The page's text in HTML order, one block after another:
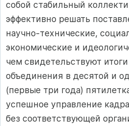
собой стабильный
эффективно решать
научно-технические,
экономические и
чем свидетельствуют
объединения в десятой и
(первые три года)
успешное управление
без соответствующей